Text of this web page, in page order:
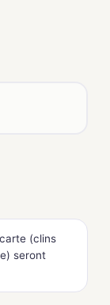
(clins
seront